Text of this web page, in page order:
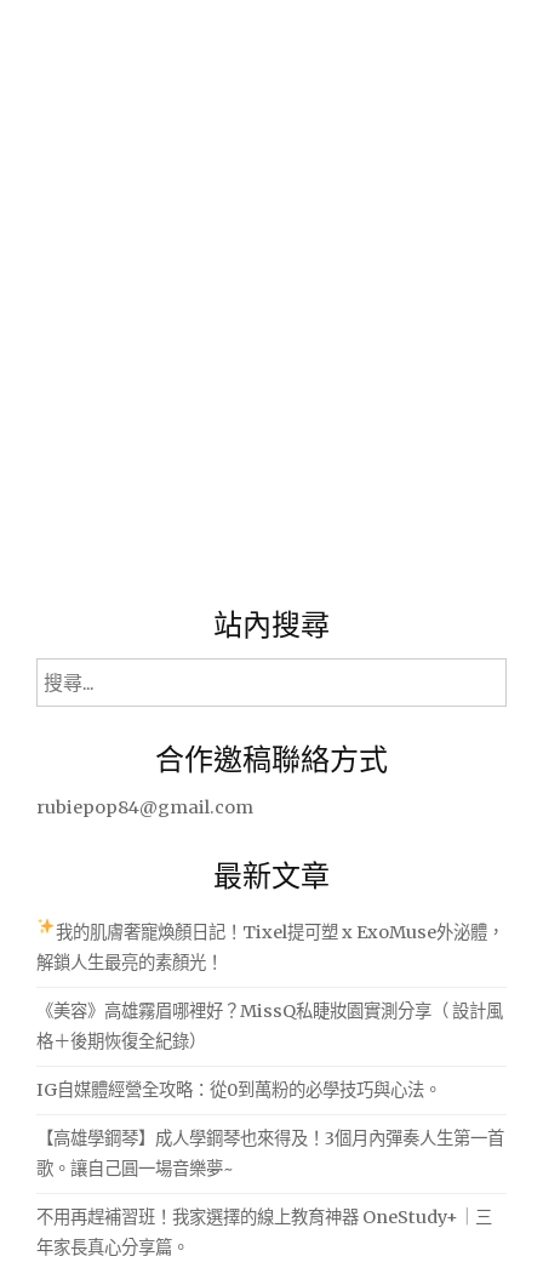
站內搜尋
搜
尋
合作邀稿聯絡方式
rubiepop84@gmail.com
最新文章
我的肌膚奢寵煥顏日記！Tixel提可塑 x ExoMuse外泌體，
解鎖人生最亮的素顏光！
《美容》高雄霧眉哪裡好？MissQ私睫妝園實測分享（ 設計風
格＋後期恢復全紀錄）
IG自媒體經營全攻略：從0到萬粉的必學技巧與心法。
【高雄學鋼琴】成人學鋼琴也來得及！3個月內彈奏人生第一首
歌。讓自己圓一場音樂夢~
不用再趕補習班！我家選擇的線上教育神器 OneStudy+｜三
年家長真心分享篇。